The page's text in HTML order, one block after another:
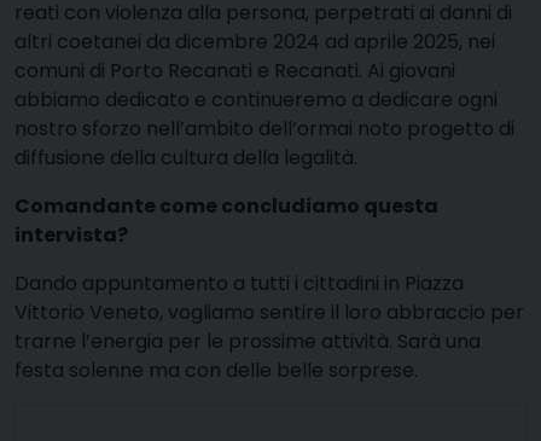
reati con violenza alla persona, perpetrati ai danni di
altri coetanei da dicembre 2024 ad aprile 2025, nei
comuni di Porto Recanati e Recanati. Ai giovani
abbiamo dedicato e continueremo a dedicare ogni
nostro sforzo nell’ambito dell’ormai noto progetto di
diffusione della cultura della legalità.
Comandante come concludiamo questa
intervista?
Dando appuntamento a tutti i cittadini in Piazza
Vittorio Veneto, vogliamo sentire il loro abbraccio per
trarne l’energia per le prossime attività. Sarà una
festa solenne ma con delle belle sorprese.